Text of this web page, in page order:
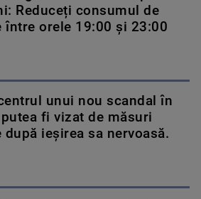
Reduceți consumul de
între orele 19:00 și 23:00
unui nou scandal în
fi vizat de măsuri
ieșirea sa nervoasă.